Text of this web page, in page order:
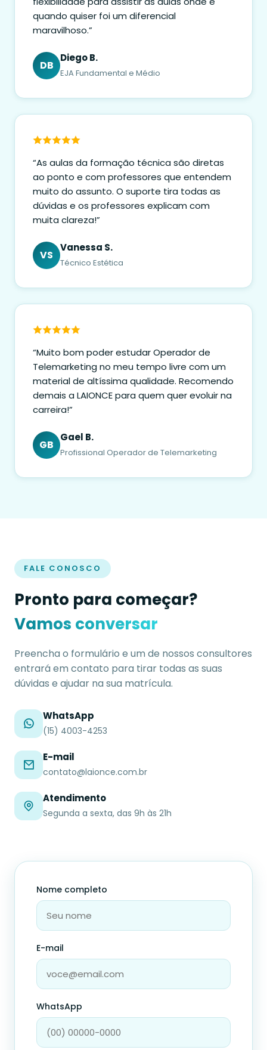
quando quiser foi um diferencial
maravilhoso.”
DB
Diego B.
EJA Fundamental e Médio
“As aulas da formação técnica são diretas
ao ponto e com professores que entendem
muito do assunto. O suporte tira todas as
dúvidas e os professores explicam com
muita clareza!”
VS
Vanessa S.
Técnico Estética
“Muito bom poder estudar Operador de
Telemarketing no meu tempo livre com um
material de altíssima qualidade. Recomendo
demais a LAIONCE para quem quer evoluir na
carreira!”
GB
Gael B.
Profissional Operador de Telemarketing
FALE CONOSCO
Pronto para começar?
Vamos conversar
Preencha o formulário e um de nossos consultores
entrará em contato para tirar todas as suas
dúvidas e ajudar na sua matrícula.
WhatsApp
(15) 4003-4253
E-mail
contato@laionce.com.br
Atendimento
Segunda a sexta, das 9h às 21h
Nome completo
E-mail
WhatsApp